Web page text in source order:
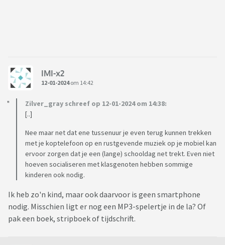
IMI-x2
12-01-2024om 14:42
Zilver_gray schreef op 12-01-2024 om 14:38:
[..]
Nee maar net dat ene tussenuur je even terug kunnen trekken
met je koptelefoon op en rustgevende muziek op je mobiel kan
ervoor zorgen dat je een (lange) schooldag net trekt. Even niet
hoeven socialiseren met klasgenoten hebben sommige
kinderen ook nodig.
Ik heb zo'n kind, maar ook daarvoor is geen smartphone
nodig. Misschien ligt er nog een MP3-spelertje in de la? Of
pak een boek, stripboek of tijdschrift.